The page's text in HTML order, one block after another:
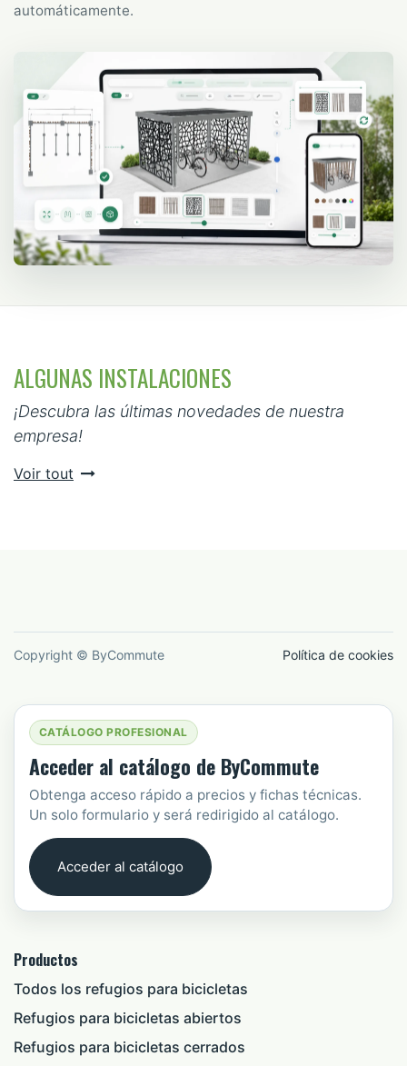
automáticamente.
ALGUNAS INSTALACIONES
¡Descubra las últimas novedades de nuestra
empresa!
Voir tout
Copyright © ByCommute Política de cookies
CATÁLOGO PROFESIONAL
Acceder al catálogo de ByCommute
Obtenga acceso rápido a precios y fichas técnicas.
Un solo formulario y será redirigido al catálogo.
Acceder al catálogo
Productos
Todos los refugios para bicicletas
Refugios para bicicletas abiertos
Refugios para bicicletas cerrados